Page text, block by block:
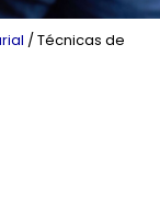
/Técnicas de